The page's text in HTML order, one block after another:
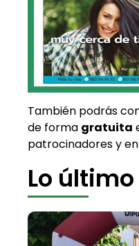
También podrás
de forma gratuita
patrocinadores y
Lo último